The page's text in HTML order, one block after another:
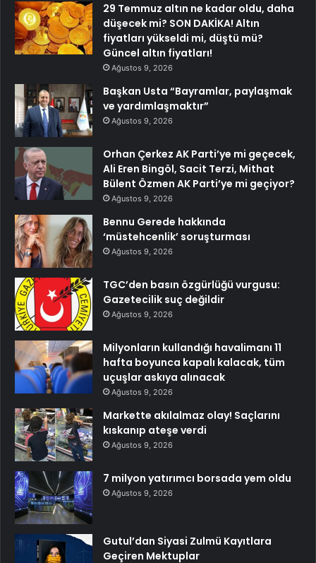
29 Temmuz altın ne kadar oldu, daha
düşecek mi? SON DAKİKA! Altın
fiyatları yükseldi mi, düştü mü?
Güncel altın fiyatları!
Ağustos 9, 2026
Başkan Usta “Bayramlar, paylaşmak
ve yardımlaşmaktır”
Ağustos 9, 2026
Orhan Çerkez AK Parti’ye mi geçecek,
Ali Eren Bingöl, Sacit Terzi, Mithat
Bülent Özmen AK Parti’ye mi geçiyor?
Ağustos 9, 2026
Bennu Gerede hakkında
‘müstehcenlik’ soruşturması
Ağustos 9, 2026
TGC’den basın özgürlüğü vurgusu:
Gazetecilik suç değildir
Ağustos 9, 2026
Milyonların kullandığı havalimanı 11
hafta boyunca kapalı kalacak, tüm
uçuşlar askıya alınacak
Ağustos 9, 2026
Markette akılalmaz olay! Saçlarını
kıskanıp ateşe verdi
Ağustos 9, 2026
7 milyon yatırımcı borsada yem oldu
Ağustos 9, 2026
Gutul’dan Siyasi Zulmü Kayıtlara
Geçiren Mektuplar